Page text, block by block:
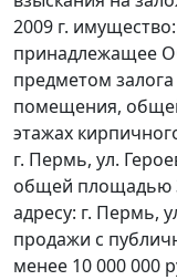
2009 г.
принадлежащее
предметом
помещения,
этажах
г. Пермь, ул.
общей площадью
адресу: г. Пермь,
продажи с
менее 10 000 000